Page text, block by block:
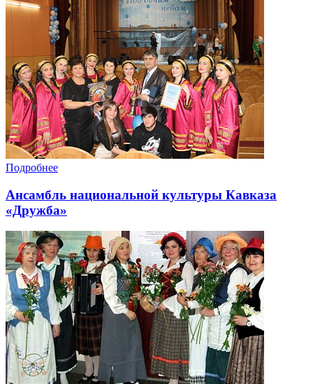
Подробнее
Ансамбль национальной культуры Кавказа
«Дружба»